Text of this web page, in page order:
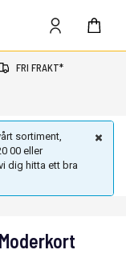
FRI FRAKT*
sortiment,
00 eller
dig hitta ett bra